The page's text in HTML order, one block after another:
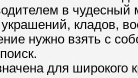
в
кладов,
нужно взять с
для широкого